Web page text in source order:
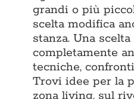
grandi o più
scelta modifica
stanza. Una
completamente
tecniche,
Trovi idee per la
zona living, sul